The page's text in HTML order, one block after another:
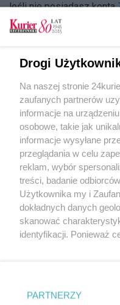
Jeśli nie posiadasz konta
Zapamiętać?
Zaloguj
Zapomniałem hasła
Copyright © 2022
Drogi
Na naszej stronie
zaufanych partnerów
informacje na
osobowe, takie jak
informacje wysyłane
przeglądania w celu
reklam, wybór
treści, badanie
Użytkownika my i
dokładnych danych
skanować
identyfikacji. Ponieważ
prywatności znajdujący
. Niektóre rodzaje
PARTNERZY